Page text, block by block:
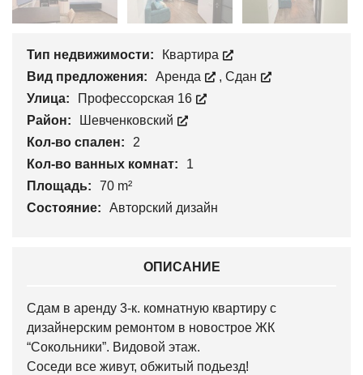
Тип недвижимости:
Квартира
Вид предложения:
Аренда , Сдан
Улица:
Профессорская 16
Район:
Шевченковский
Кол-во спален:
2
Кол-во ванных комнат:
1
Площадь:
70 m²
Состояние:
Авторский дизайн
ОПИСАНИЕ
Сдам в аренду 3-к. комнатную квартиру с
дизайнерским ремонтом в новострое ЖК
“Сокольники”. Видовой этаж.
Соседи все живут, обжитый подьезд!